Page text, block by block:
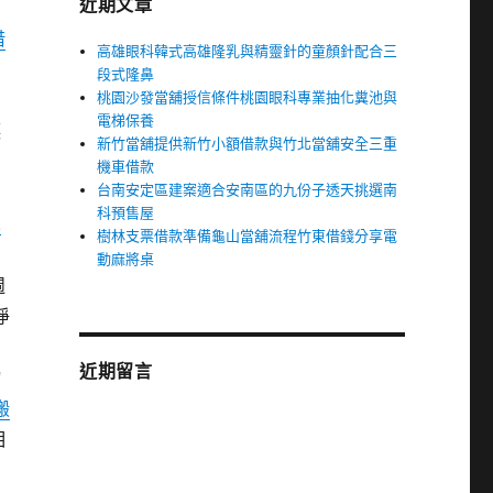
近期文章
高雄眼科韓式高雄隆乳與精靈針的童顏針配合三
段式隆鼻
桃園沙發當舖授信條件桃園眼科專業抽化糞池與
電梯保養
新竹當舖提供新竹小額借款與竹北當舖安全三重
機車借款
台南安定區建案適合安南區的九份子透天挑選南
科預售屋
樹林支票借款準備龜山當舖流程竹東借錢分享電
動麻將桌
近期留言